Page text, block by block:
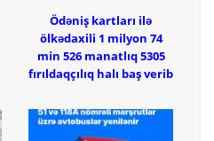
Ödəniş kartları ilə
ölkədaxili 1 milyon 74
min 526 manatlıq 5305
fırıldaqçılıq halı baş verib